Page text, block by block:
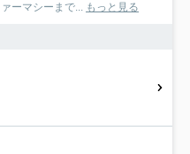
ーマシーまで... もっと見る